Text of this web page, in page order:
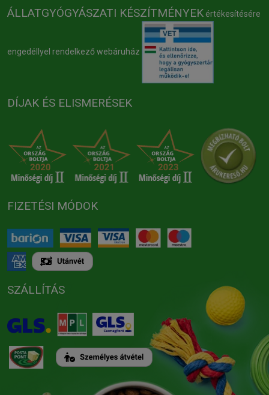
ÁLLATGYÓGYÁSZATI KÉSZÍTMÉNYEK értékesítésére
engedéllyel rendelkező webáruház
DÍJAK ÉS ELISMERÉSEK
FIZETÉSI MÓDOK
SZÁLLÍTÁS